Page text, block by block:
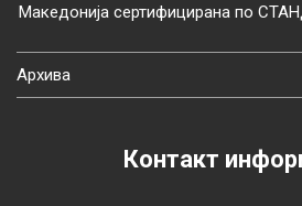
Македонија сертифицирана по
Архива
Контакт